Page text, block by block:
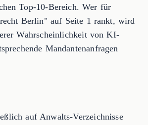
Top-10-Bereich. Wer für
Berlin" auf Seite 1 rankt, wird
Wahrscheinlichkeit von KI-
Mandantenanfragen
auf Anwalts-Verzeichnisse